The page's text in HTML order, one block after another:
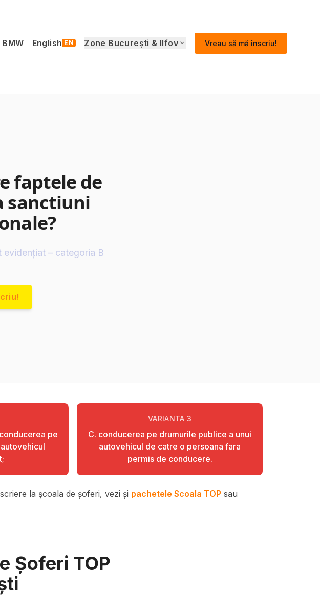
English EN Zone București & Ilfov Vreau să mă înscriu!
faptele de
sanctiuni
evidențiat – categoria B
pe
VARIANTA3
C. conducerea pe drumurile publice a unui
autovehicul de catre o persoana fara
permis de conducere.
la școala de șoferi, vezi și pachetele Scoala TOP sau
Șoferi TOP